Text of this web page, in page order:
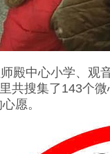
殿中心小学、观
共搜集了143个
愿。